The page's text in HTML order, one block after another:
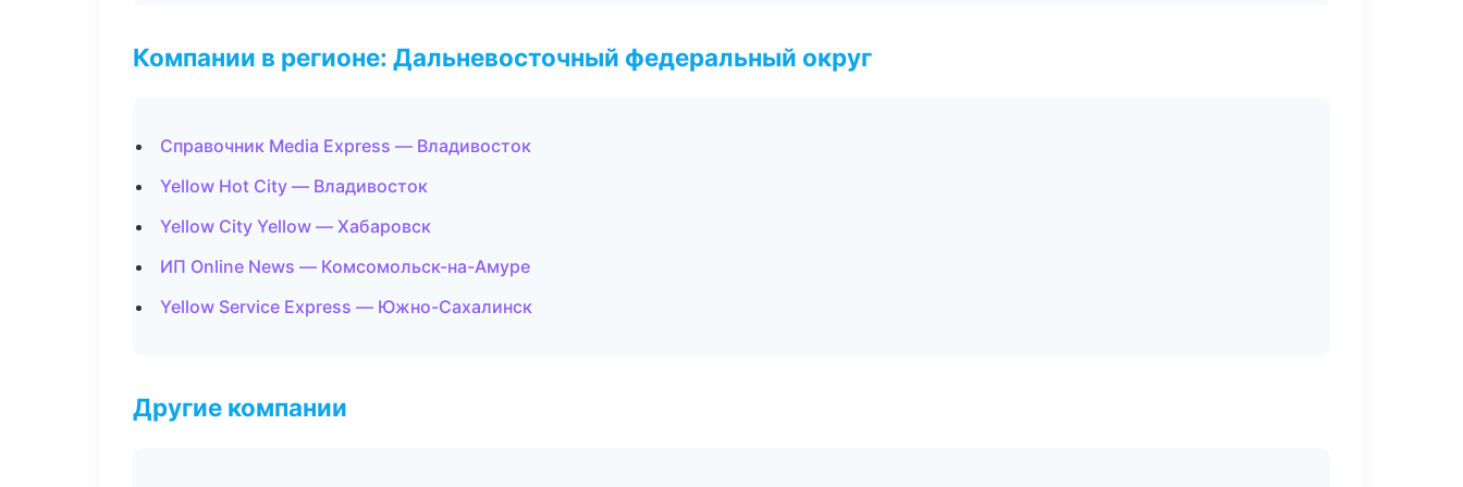
Компании в регионе: Дальневосточный федеральный округ
Справочник Media Express — Владивосток
Yellow Hot City — Владивосток
Yellow City Yellow — Хабаровск
ИП Online News — Комсомольск-на-Амуре
Yellow Service Express — Южно-Сахалинск
Другие компании